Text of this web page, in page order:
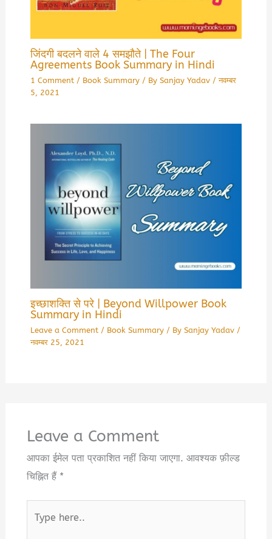
जिंदगी बदलने वाले 4 समझौते | The Four
Agreements Book Summary in Hindi
1 Comment / Book Summary/ By Sanjay Yadav /नवम्बर
5, 2021
इच्छाशक्ति से परे | Beyond Willpower Book
Summary in Hindi
Leave a Comment / Book Summary/ By Sanjay Yadav /
नवम्बर 25, 2021
Leave a Comment
आपका ईमेल पता प्रकाशित नहीं किया जाएगा. आवश्यक फ़ील्ड
चिह्नित हैं *
here..